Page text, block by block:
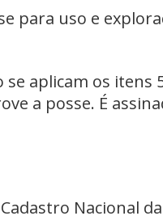
para uso e
aplicam os
a posse. É
Nacional